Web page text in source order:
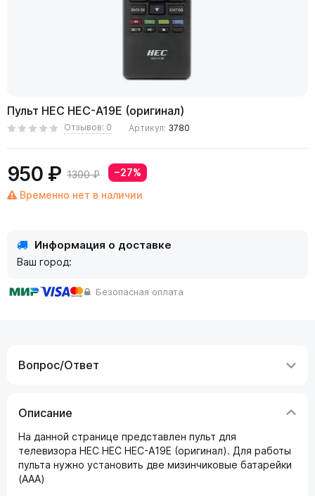
Пульт HEC HEC-A19E (оригинал)
Отзывов: 0 Артикул: 3780
950 ₽ 1300 ₽
−27%
Временно нет в наличии
Информация о доставке
Ваш город:
Безопасная оплата
Вопрос/Ответ
Описание
На данной странице представлен пульт для
телевизора HEC HEC HEC-A19E (оригинал). Для работы
пульта нужно установить две мизинчиковые батарейки
(AAA)